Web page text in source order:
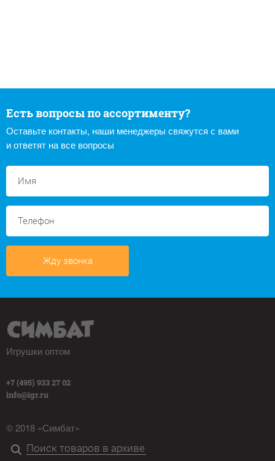
Есть вопросы по ассортименту?
Оставьте контакты, наши менеджеры свяжутся с вами
и ответят на все вопросы
Жду звонка
Игрушки оптом
+7 (495) 933 27 02
info@igr.ru
© 2018 «Симбат»